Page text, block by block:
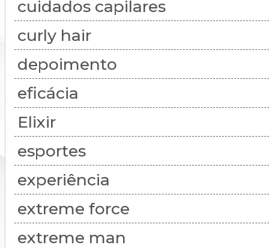
cuidados capilares
curly hair
depoimento
eficácia
Elixir
esportes
experiência
extreme force
extreme man